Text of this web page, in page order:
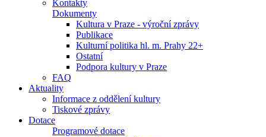
Kontakty
Dokumenty
Kultura v Praze - výroční zprávy
Publikace
Kulturní politika hl. m. Prahy 22+
Ostatní
Podpora kultury v Praze
FAQ
Aktuality
Informace z oddělení kultury
Tiskové zprávy
Dotace
Programové dotace